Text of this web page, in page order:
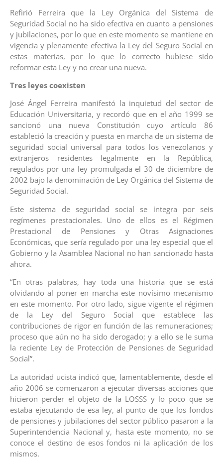
Refirió Ferreira que la Ley Orgánica del Sistema de
Seguridad Social no ha sido efectiva en cuanto a pensiones
y jubilaciones, por lo que en este momento se mantiene en
vigencia y plenamente efectiva la Ley del Seguro Social en
estas materias, por lo que lo correcto hubiese sido
reformar esta Ley y no crear una nueva.
Tres leyes coexisten
José Ángel Ferreira manifestó la inquietud del sector de
Educación Universitaria, y recordó que en el año 1999 se
sancionó una nueva Constitución cuyo artículo 86
estableció la creación y puesta en marcha de un sistema de
seguridad social universal para todos los venezolanos y
extranjeros residentes legalmente en la República,
regulados por una ley promulgada el 30 de diciembre de
2002 bajo la denominación de Ley Orgánica del Sistema de
Seguridad Social.
Este sistema de seguridad social se íntegra por seis
regímenes prestacionales. Uno de ellos es el Régimen
Prestacional de Pensiones y Otras Asignaciones
Económicas, que sería regulado por una ley especial que el
Gobierno y la Asamblea Nacional no han sancionado hasta
ahora.
“En otras palabras, hay toda una historia que se está
olvidando al poner en marcha este novísimo mecanismo
en este momento. Por otro lado, sigue vigente el régimen
de la Ley del Seguro Social que establece las
contribuciones de rigor en función de las remuneraciones;
proceso que aún no ha sido derogado; y a ello se le suma
la reciente Ley de Protección de Pensiones de Seguridad
Social”.
La autoridad ucista indicó que, lamentablemente, desde el
año 2006 se comenzaron a ejecutar diversas acciones que
hicieron perder el objeto de la LOSSS y lo poco que se
estaba ejecutando de esa ley, al punto de que los fondos
de pensiones y jubilaciones del sector público pasaron a la
Superintendencia Nacional y, hasta este momento, no se
conoce el destino de esos fondos ni la aplicación de los
mismos.